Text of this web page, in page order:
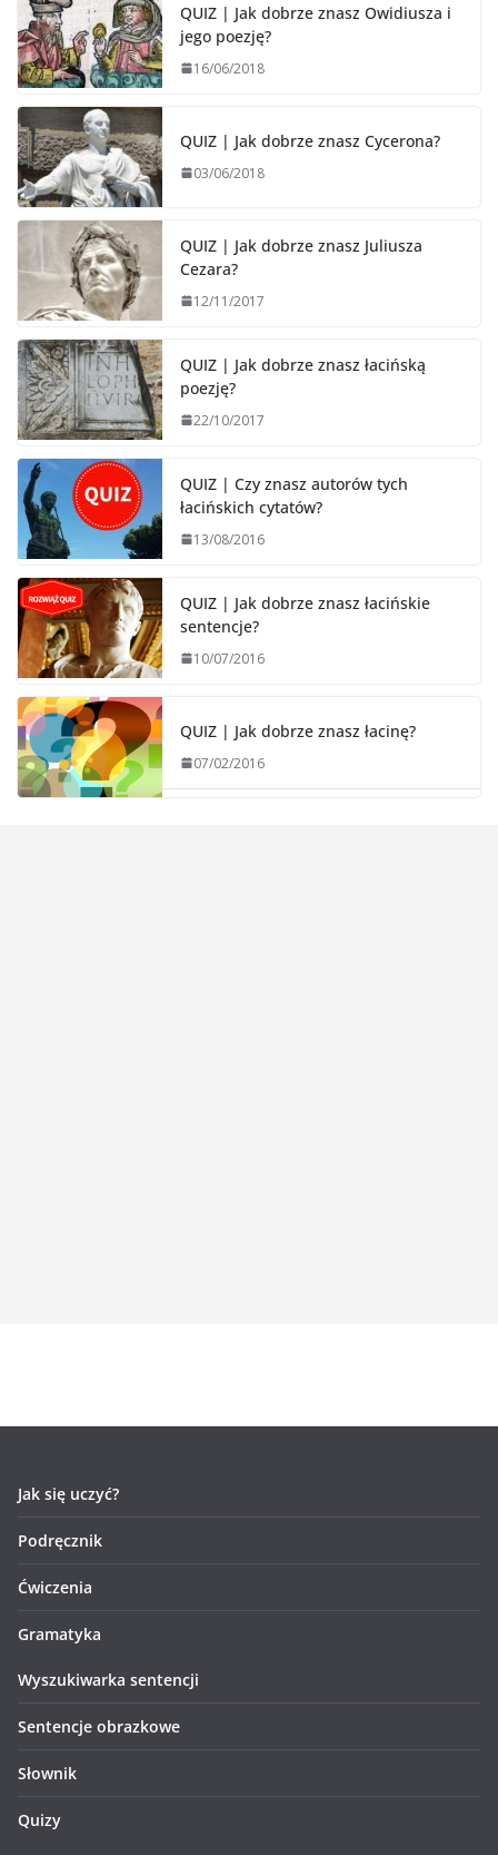
QUIZ | Jak dobrze znasz Owidiusza i
jego poezję?
16/06/2018
QUIZ | Jak dobrze znasz Cycerona?
03/06/2018
QUIZ | Jak dobrze znasz Juliusza
Cezara?
12/11/2017
QUIZ | Jak dobrze znasz łacińską
poezję?
22/10/2017
QUIZ | Czy znasz autorów tych
łacińskich cytatów?
13/08/2016
QUIZ | Jak dobrze znasz łacińskie
sentencje?
10/07/2016
QUIZ | Jak dobrze znasz łacinę?
07/02/2016
Jak się uczyć?
Podręcznik
Ćwiczenia
Gramatyka
Wyszukiwarka sentencji
Sentencje obrazkowe
Słownik
Quizy